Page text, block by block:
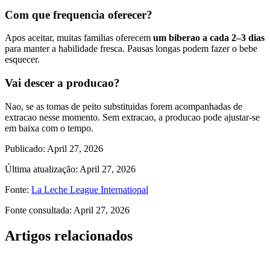
Com que frequencia oferecer?
Apos aceitar, muitas familias oferecem um biberao a cada 2–3 dias
para manter a habilidade fresca. Pausas longas podem fazer o bebe
esquecer.
Vai descer a producao?
Nao, se as tomas de peito substituidas forem acompanhadas de
extracao nesse momento. Sem extracao, a producao pode ajustar-se
em baixa com o tempo.
Publicado: April 27, 2026
Última atualização: April 27, 2026
Fonte: La Leche League International
Fonte consultada: April 27, 2026
Artigos relacionados